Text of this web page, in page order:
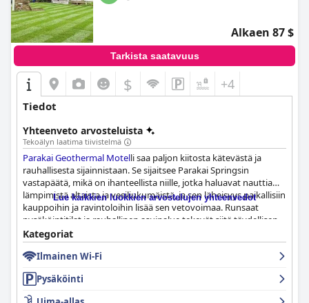
Alkaen 87 $
Tarkista saatavuus
$ +4
Tiedot
Yhteenveto arvosteluista
Tekoälyn laatima tiivistelmä
Parakai Geothermal Motelli saa paljon kiitosta kätevästä ja
rauhallisesta sijainnistaan. Se sijaitsee Parakai Springsin
vastapäätä, mikä on ihanteellista niille, jotka haluavat nauttia
lämpimistä altaista ja vesiliukumäistä, ja sen läheisyys paikallisiin
kauppoihin ja ravintoloihin lisää sen vetovoimaa. Runsaat
pysäköintitilat ja rauhallinen asuinalue tekevät siitä täydellisen
sekä lyhyisiin että pitkiin oleskeluihin, erityisesti perheille.
Helppo sisään- ja uloskirjautuminen, usein ilman kontaktia,
lisäävät yleistä mukavuutta.
Vieraat arvostavat siistejä ja tilavia huoneita, jotka ovat hyvin
pidettyjä ja varustettu olennaisilla mukavuuksilla. Huoneiden
Lue kaikkien luokkien arvostelujen yhteenvedot
Kategoriat
Ilmainen Wi-Fi
Pysäköinti